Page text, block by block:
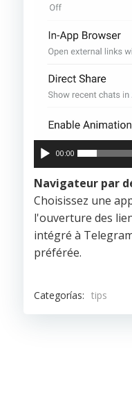
00:00
Navigateur par
Choisissez une
l'ouverture des
intégré à
préférée.
Categorías: tips